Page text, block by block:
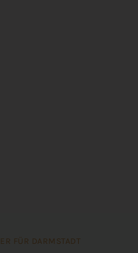
FÜR DARMSTADT